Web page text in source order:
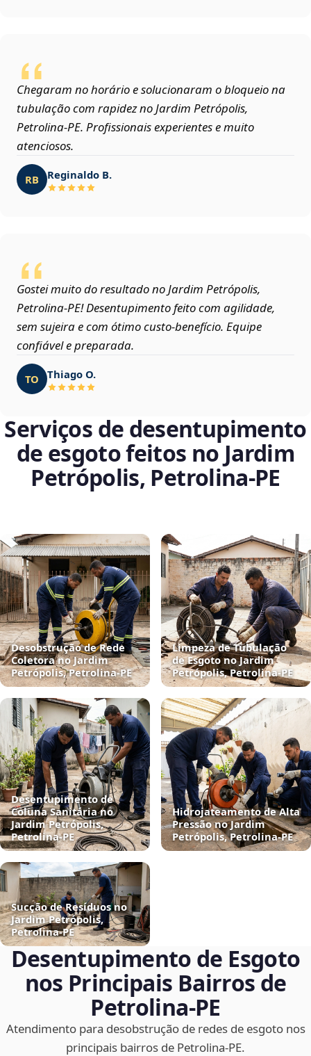
Chegaram no horário e solucionaram o bloqueio na
tubulação com rapidez no Jardim Petrópolis,
Petrolina‑PE. Profissionais experientes e muito
atenciosos.
RB Reginaldo B.
Gostei muito do resultado no Jardim Petrópolis,
Petrolina‑PE! Desentupimento feito com agilidade,
sem sujeira e com ótimo custo-benefício. Equipe
confiável e preparada.
TO Thiago O.
Serviços de desentupimento
de esgoto feitos no Jardim
Petrópolis, Petrolina‑PE
Desobstrução de Rede
Coletora no Jardim
Petrópolis, Petrolina‑PE
Limpeza de Tubulação
de Esgoto no Jardim
Petrópolis, Petrolina‑PE
Desentupimento de
Coluna Sanitária no
Jardim Petrópolis,
Petrolina‑PE
Hidrojateamento de Alta
Pressão no Jardim
Petrópolis, Petrolina‑PE
Sucção de Resíduos no
Jardim Petrópolis,
Petrolina‑PE
Desentupimento de Esgoto
nos Principais Bairros de
Petrolina‑PE
Atendimento para desobstrução de redes de esgoto nos
principais bairros de Petrolina‑PE.